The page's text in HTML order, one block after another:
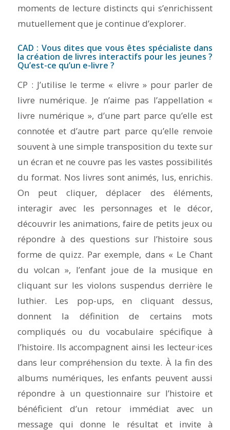
moments de lecture distincts qui s’enrichissent
mutuellement que je continue d’explorer.
CAD : Vous dites que vous êtes spécialiste dans
la création de livres interactifs pour les jeunes ?
Qu’est-ce qu’un e-livre ?
CP : J’utilise le terme « elivre » pour parler de
livre numérique. Je n’aime pas l’appellation «
livre numérique », d’une part parce qu’elle est
connotée et d’autre part parce qu’elle renvoie
souvent à une simple transposition du texte sur
un écran et ne couvre pas les vastes possibilités
du format. Nos livres sont animés, lus, enrichis.
On peut cliquer, déplacer des éléments,
interagir avec les personnages et le décor,
découvrir les animations, faire de petits jeux ou
répondre à des questions sur l’histoire sous
forme de quizz. Par exemple, dans « Le Chant
du volcan », l’enfant joue de la musique en
cliquant sur les violons suspendus derrière le
luthier. Les pop-ups, en cliquant dessus,
donnent la définition de certains mots
compliqués ou du vocabulaire spécifique à
l’histoire. Ils accompagnent ainsi les lecteur·ices
dans leur compréhension du texte. À la fin des
albums numériques, les enfants peuvent aussi
répondre à un questionnaire sur l’histoire et
bénéficient d’un retour immédiat avec un
message qui donne le résultat et invite à